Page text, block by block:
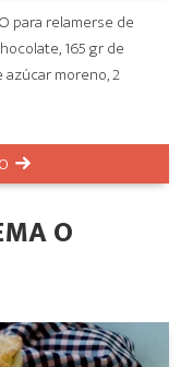
para relamerse de
165 gr de
azúcar moreno, 2
O